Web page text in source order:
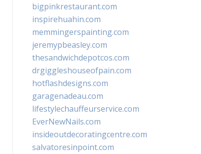
bigpinkrestaurant.com
inspirehuahin.com
memmingerspainting.com
jeremypbeasley.com
thesandwichdepotcos.com
drgiggleshouseofpain.com
hotflashdesigns.com
garagenadeau.com
lifestylechauffeurservice.com
EverNewNails.com
insideoutdecoratingcentre.com
salvatoresinpoint.com